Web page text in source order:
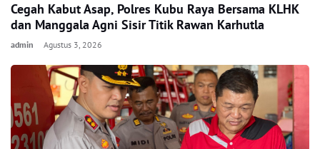
Cegah Kabut Asap, Polres Kubu Raya Bersama KLHK
dan Manggala Agni Sisir Titik Rawan Karhutla
admin Agustus 3, 2026